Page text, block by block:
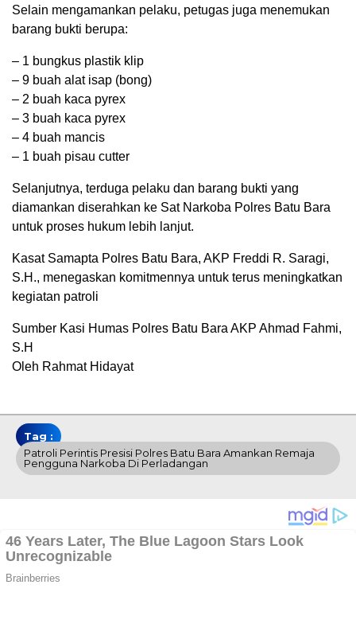
Selain mengamankan pelaku, petugas juga menemukan
barang bukti berupa:
– 1 bungkus plastik klip
– 9 buah alat isap (bong)
– 2 buah kaca pyrex
– 3 buah kaca pyrex
– 4 buah mancis
– 1 buah pisau cutter
Selanjutnya, terduga pelaku dan barang bukti yang
diamankan diserahkan ke Sat Narkoba Polres Batu Bara
untuk proses hukum lebih lanjut.
Kasat Samapta Polres Batu Bara, AKP Freddi R. Saragi,
S.H., menegaskan komitmennya untuk terus meningkatkan
kegiatan patroli
Sumber Kasi Humas Polres Batu Bara AKP Ahmad Fahmi,
S.H
Oleh Rahmat Hidayat
Tag :
Patroli Perintis Presisi Polres Batu Bara Amankan Remaja
Pengguna Narkoba Di Perladangan